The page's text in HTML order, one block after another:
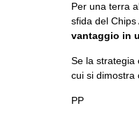
Per una terra
sfida del
vantaggio in
Se la strategia
cui si dimostra
PP